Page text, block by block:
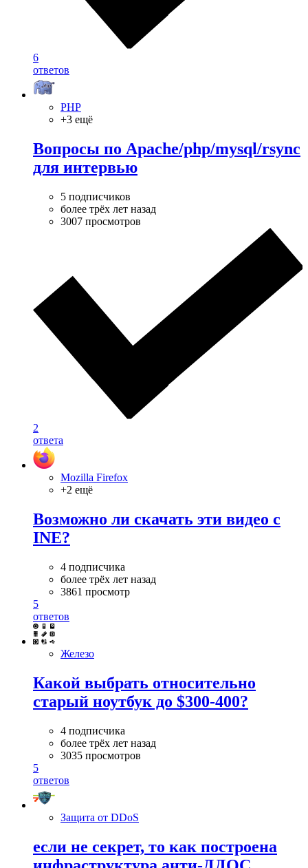
6
ответов
PHP
+3 ещё
Вопросы по Apache/php/mysql/rsync
для интервью
5 подписчиков
более трёх лет назад
3007 просмотров
2
ответа
Mozilla Firefox
+2 ещё
Возможно ли скачать эти видео с
INE?
4 подписчика
более трёх лет назад
3861 просмотр
5
ответов
Железо
Какой выбрать относительно
старый ноутбук до $300-400?
4 подписчика
более трёх лет назад
3035 просмотров
5
ответов
Защита от DDoS
если не секрет, то как построена